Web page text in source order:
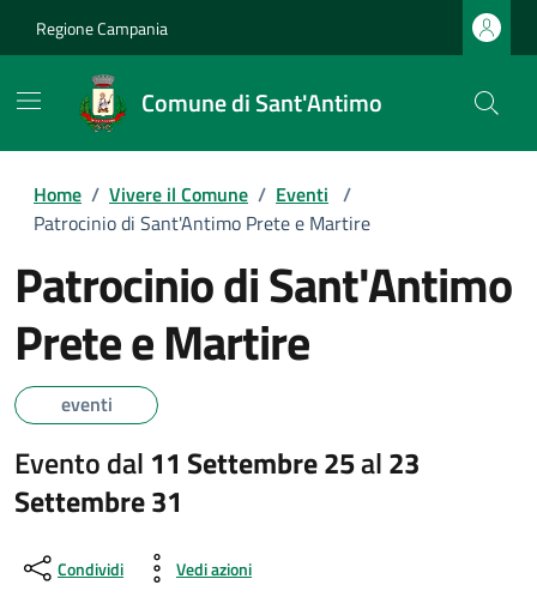
Regione Campania
Comune di Sant'Antimo
Home / Vivere il Comune / Eventi /
Patrocinio di Sant'Antimo Prete e Martire
Patrocinio di Sant'Antimo
Prete e Martire
eventi
Evento dal 11 Settembre 25al23
Settembre 31
Condividi Vedi azioni